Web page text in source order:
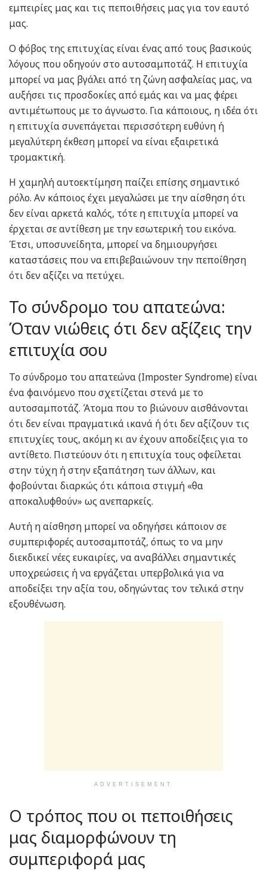
εμπειρίες μας και τις πεποιθήσεις μας για τον εαυτό
μας.
Ο φόβος της επιτυχίας είναι ένας από τους βασικούς
λόγους που οδηγούν στο αυτοσαμποτάζ. Η επιτυχία
μπορεί να μας βγάλει από τη ζώνη ασφαλείας μας, να
αυξήσει τις προσδοκίες από εμάς και να μας φέρει
αντιμέτωπους με το άγνωστο. Για κάποιους, η ιδέα ότι
η επιτυχία συνεπάγεται περισσότερη ευθύνη ή
μεγαλύτερη έκθεση μπορεί να είναι εξαιρετικά
τρομακτική.
Η χαμηλή αυτοεκτίμηση παίζει επίσης σημαντικό
ρόλο. Αν κάποιος έχει μεγαλώσει με την αίσθηση ότι
δεν είναι αρκετά καλός, τότε η επιτυχία μπορεί να
έρχεται σε αντίθεση με την εσωτερική του εικόνα.
Έτσι, υποσυνείδητα, μπορεί να δημιουργήσει
καταστάσεις που να επιβεβαιώνουν την πεποίθηση
ότι δεν αξίζει να πετύχει.
Το σύνδρομο του απατεώνα:
Όταν νιώθεις ότι δεν αξίζεις την
επιτυχία σου
Το σύνδρομο του απατεώνα (Imposter Syndrome) είναι
ένα φαινόμενο που σχετίζεται στενά με το
αυτοσαμποτάζ. Άτομα που το βιώνουν αισθάνονται
ότι δεν είναι πραγματικά ικανά ή ότι δεν αξίζουν τις
επιτυχίες τους, ακόμη κι αν έχουν αποδείξεις για το
αντίθετο. Πιστεύουν ότι η επιτυχία τους οφείλεται
στην τύχη ή στην εξαπάτηση των άλλων, και
φοβούνται διαρκώς ότι κάποια στιγμή «θα
αποκαλυφθούν» ως ανεπαρκείς.
Αυτή η αίσθηση μπορεί να οδηγήσει κάποιον σε
συμπεριφορές αυτοσαμποτάζ, όπως το να μην
διεκδικεί νέες ευκαιρίες, να αναβάλλει σημαντικές
υποχρεώσεις ή να εργάζεται υπερβολικά για να
αποδείξει την αξία του, οδηγώντας τον τελικά στην
εξουθένωση.
ADVERTISEMENT
Ο τρόπος που οι πεποιθήσεις
μας διαμορφώνουν τη
συμπεριφορά μας